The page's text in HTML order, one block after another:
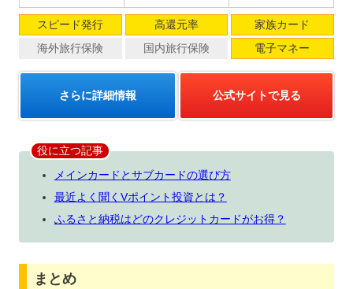
スピード発行 高還元率
家族カード
海外旅行保険
国内旅行保険 電子マネー
さらに詳細情報 公式サイトで見る
役に立つ記事
メインカードとサブカードの選び方
最近よく聞くVポイント投資とは？
ふるさと納税はどのクレジットカードがお得？
まとめ